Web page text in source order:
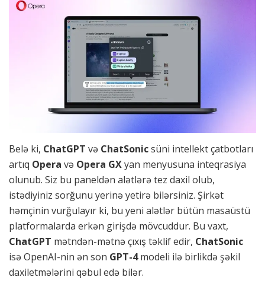
Belə ki, ChatGPT və ChatSonicsüni intellekt çatbotları
artıq Opera və Opera GXyan menyusuna inteqrasiya
olunub. Siz bu paneldən alətlərə tez daxil olub,
istədiyiniz sorğunu yerinə yetirə bilərsiniz. Şirkət
həmçinin vurğulayır ki, bu yeni alətlər bütün masaüstü
platformalarda erkən girişdə mövcuddur. Bu vaxt,
ChatGPT mətndən-mətnə ​​çıxış təklif edir, ChatSonic
isə OpenAI-nin ən son GPT-4modeli ilə birlikdə şəkil
daxiletmələrini qəbul edə bilər.